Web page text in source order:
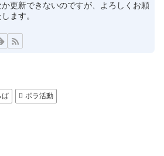
か更新できないのですが、よろしくお願
ます。
ば ボラ活動